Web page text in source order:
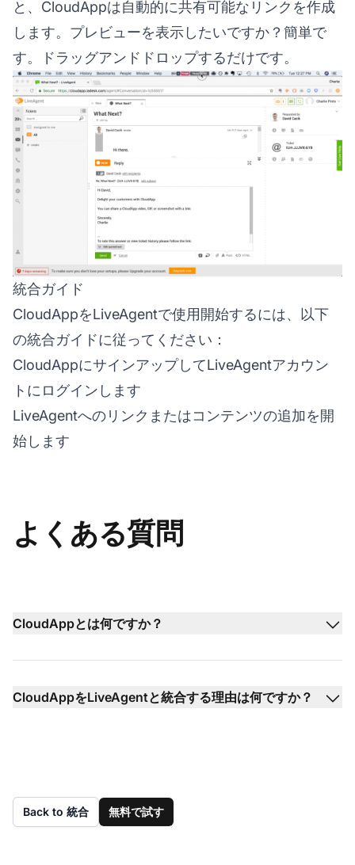
と、CloudAppは自動的に共有可能なリンクを作成
します。プレビューを表示したいですか？簡単で
す。ドラッグアンドドロップするだけです。
統合ガイド
CloudAppをLiveAgentで使用開始するには、以下
の統合ガイドに従ってください：
CloudAppにサインアップしてLiveAgentアカウン
トにログインします
LiveAgentへのリンクまたはコンテンツの追加を開
始します
よくある質問
CloudAppとは何ですか？
CloudAppをLiveAgentと統合する理由は何ですか？
Back to 統合 無料で試す